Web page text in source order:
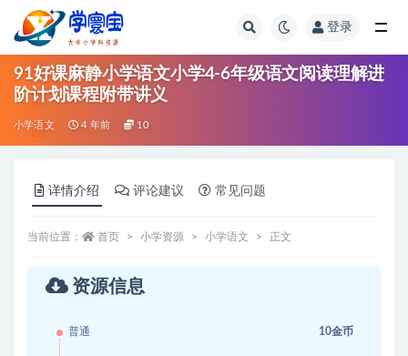
登录
91好课麻静小学语文小学4-6年级语文阅读理解进
阶计划课程附带讲义
小学语文 4 年前 10
详情介绍 评论建议 常见问题
当前位置： 首页 小学资源 小学语文 正文
资源信息
普通 10金币
全部